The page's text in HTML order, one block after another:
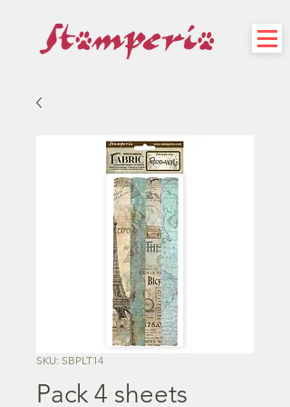
SKU: SBPLT14
Pack 4 sheets